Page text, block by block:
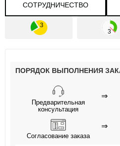
СОТРУДНИЧЕСТВО
ПОРЯДОК ВЫПОЛНЕНИЯ
Предварительная
консультация
⇒
Согласование заказа
⇒